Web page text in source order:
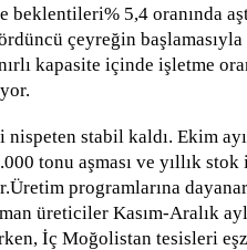
beklentileri% 5,4 oranında
çeyreğin
kapasite içinde işletme
stabil kaldı. Ekim
tonu aşması ve yıllık
programlarına
üreticiler Kasım-Aralık
İç Moğolistan tesisleri